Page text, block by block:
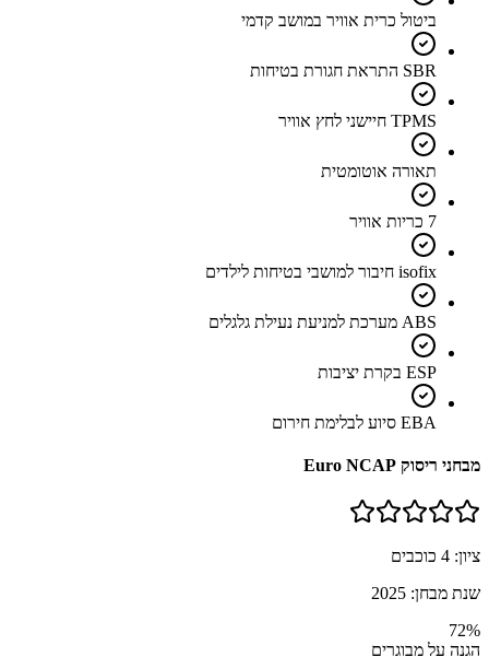
ביטול כרית אוויר במושב קדמי
SBR התראת חגורת בטיחות
TPMS חיישני לחץ אוויר
תאורה אוטומטית
7 כריות אוויר
isofix חיבור למושבי בטיחות לילדים
ABS מערכת למניעת נעילת גלגלים
ESP בקרת יציבות
EBA סיוע לבלימת חירום
מבחני ריסוק Euro NCAP
ציון: 4 כוכבים
שנת מבחן: 2025
72%
הגנה על מבוגרים